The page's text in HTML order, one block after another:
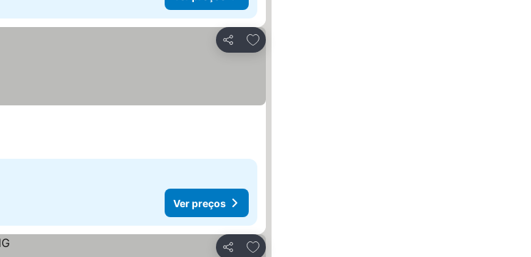
Partilhar
Adicionar aos favoritos
Ver preços
Partilhar
Adicionar aos favoritos